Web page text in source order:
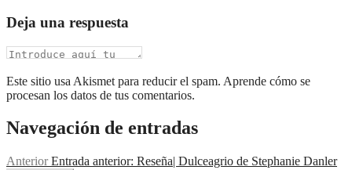
Deja una respuesta
Este sitio usa Akismet para reducir el spam. Aprende cómo se
procesan los datos de tus comentarios.
Navegación de entradas
Anterior Entrada anterior: Reseña| Dulceagrio de Stephanie Danler